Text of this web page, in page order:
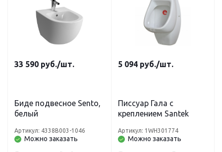
33 590 руб./шт.
Биде подвесное Sento,
белый
Можно заказать
Артикул: 4338B003-1046
5 094 руб./шт.
Писсуар Гала с
креплением Santek
Можно заказать
Артикул: 1WH301774